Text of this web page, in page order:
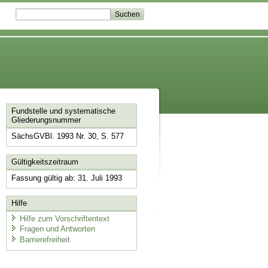
Fundstelle und systematische
Gliederungsnummer
SächsGVBl. 1993 Nr. 30, S. 577
Gültigkeitszeitraum
Fassung gültig ab: 31. Juli 1993
Hilfe
Hilfe zum Vorschriftentext
Fragen und Antworten
Barrierefreiheit